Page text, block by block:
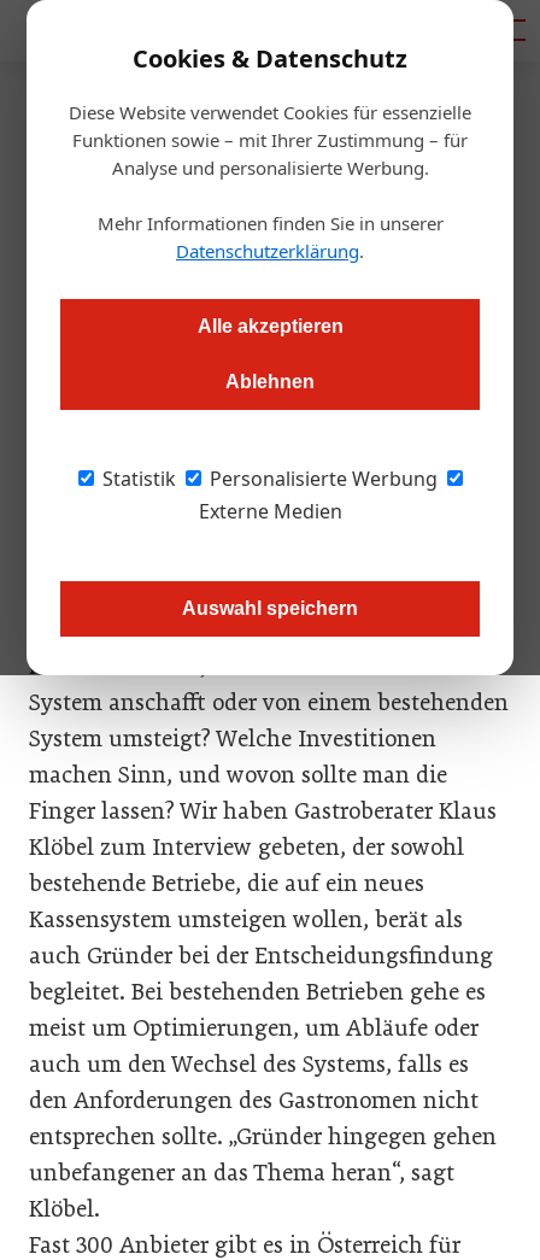
Cookies & Datenschutz
Diese Website verwendet Cookies für essenzielle
Funktionen sowie – mit Ihrer Zustimmung – für
Analyse und personalisierte Werbung.
Mehr Informationen finden Sie in unserer
Datenschutzerklärung.
Alle akzeptieren
Ablehnen
Statistik
Personalisierte Werbung
Externe Medien
Auswahl speichern
Startseite/Gastro & Hotel
Neue Kasse – aber welche?
Alexander Grübling 12.02.2019, 14:27 Uhr
Ob Gründer oder alteingesessener Unternehmer: Jeder
Kassensystem das richtige ist. Ein Leitfaden und ein Blick in
die Zukunft.
Kassen sind heute nicht einfach Geräte, mit
denen kassiert wird. Diese Zeiten sind vorbei.
und sind zum wertvollen Management-Tool
für den Unternehmer geworden. Worauf sollte
man also achten, wenn man sich ein neues
System anschafft oder von einem bestehenden
System umsteigt? Welche Investitionen
machen Sinn, und wovon sollte man die
Finger lassen? Wir haben Gastroberater Klaus
Klöbel zum Interview gebeten, der sowohl
bestehende Betriebe, die auf ein neues
Kassensystem umsteigen wollen, berät als
auch Gründer bei der Entscheidungsfindung
begleitet. Bei bestehenden Betrieben gehe es
meist um Optimierungen, um Abläufe oder
auch um den Wechsel des Systems, falls es
den Anforderungen des Gastronomen nicht
entsprechen sollte. „Gründer hingegen gehen
unbefangener an das Thema heran“, sagt
Klöbel.
Fast 300 Anbieter gibt es in Österreich für